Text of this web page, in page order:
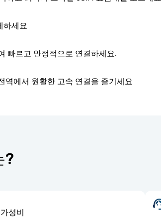
하세요
빠르고 안정적으로 연결하세요.
역에서 원활한 고속 연결을 즐기세요
?
성비